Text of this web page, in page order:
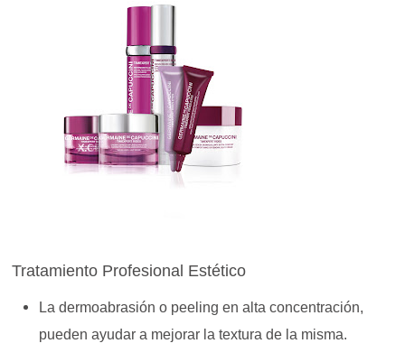
Tratamiento Profesional Estético
La dermoabrasión o peeling en alta concentración,
pueden ayudar a mejorar la textura de la misma.